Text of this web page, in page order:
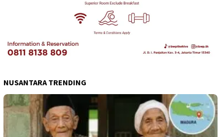
NUSANTARA TRENDING